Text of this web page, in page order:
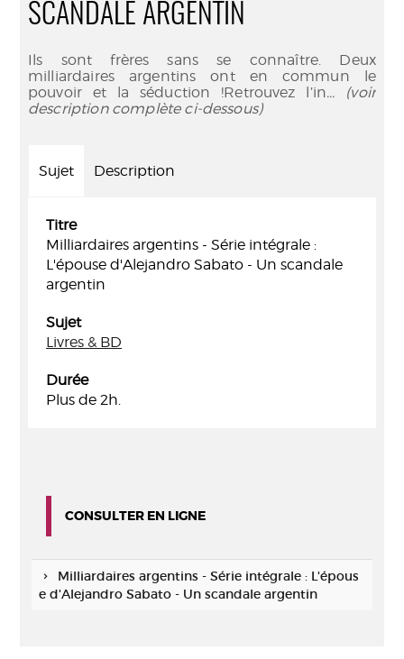
SCANDALE ARGENTIN
Ils sont frères sans se connaître. Deux
milliardaires argentins ont en commun le
pouvoir et la séduction !Retrouvez l’in... (voir
description complète ci-dessous)
Sujet Description
Titre
Milliardaires argentins - Série intégrale :
L'épouse d'Alejandro Sabato - Un scandale
argentin
Sujet
Livres & BD
Durée
Plus de 2h.
CONSULTER EN LIGNE
Milliardaires argentins - Série intégrale : L'épous
e d'Alejandro Sabato - Un scandale argentin